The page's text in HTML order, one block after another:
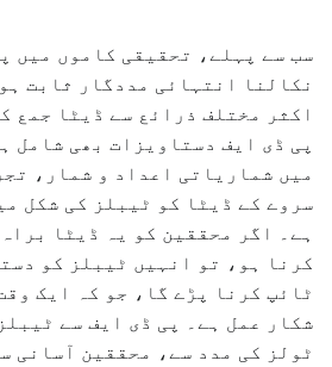
سب سے پہلے، تحقیقی کاموں میں
نکالنا انتہائی مددگار ثابت
اکثر مختلف ذرائع سے ڈیٹا جمع
پی ڈی ایف دستاویزات بھی شامل
میں شماریاتی اعداد و شمار،
سروے کے ڈیٹا کو ٹیبلز کی شکل
ہے۔ اگر محققین کو یہ ڈیٹا
کرنا ہو، تو انہیں ٹیبلز کو
ٹائپ کرنا پڑے گا، جو کہ ایک
شکار عمل ہے۔ پی ڈی ایف سے
ٹولز کی مدد سے، محققین آسانی